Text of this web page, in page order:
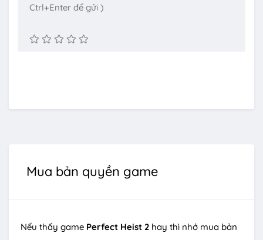
Mua bản quyền game
Nếu thấy game Perfect Heist 2 hay thì nhớ mua bản